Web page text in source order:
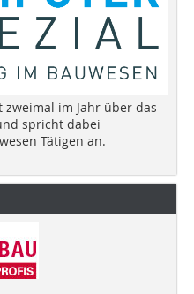
zweimal im Jahr über das
spricht dabei
Tätigen an.